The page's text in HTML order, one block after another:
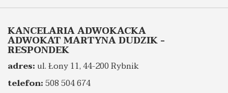
KANCELARIA ADWOKACKA
ADWOKAT MARTYNA DUDZIK -
RESPONDEK
adres: ul. Łony 11, 44-200 Rybnik
telefon:508 504 674